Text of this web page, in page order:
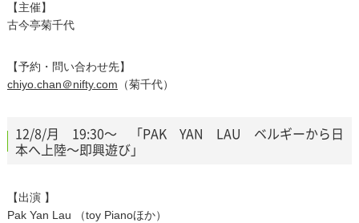
【主催】
古今亭菊千代
【予約・問い合わせ先】
chiyo.chan＠nifty.com （菊千代）
12/8/月 19:30～ 「PAK YAN LAU ベルギーから日
本へ上陸～即興遊び」
【出演 】
Pak Yan Lau （toy Pianoほか）